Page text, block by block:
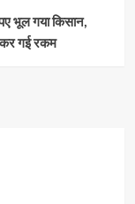
भूल गया किसान,
कर गई रकम